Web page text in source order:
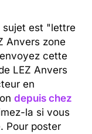
sujet est "lettre
Anvers zone
cette
LEZ Anvers
en
depuis chez
la si vous
Pour poster